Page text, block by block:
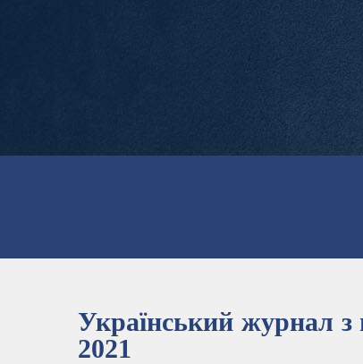
Український журнал
2021